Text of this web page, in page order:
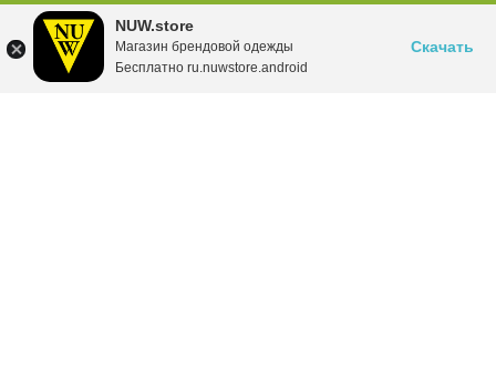
NUW.store
Магазин брендовой одежды
Бесплатно ru.nuwstore.android
Скачать